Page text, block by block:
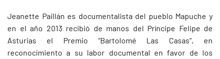
Jeanette Paillán es documentalista del pueblo Mapuche y
en el año 2013 recibió de manos del Príncipe Felipe de
Asturias el Premio "Bartolomé Las Casas", en
reconocimiento a su labor documental en favor de los